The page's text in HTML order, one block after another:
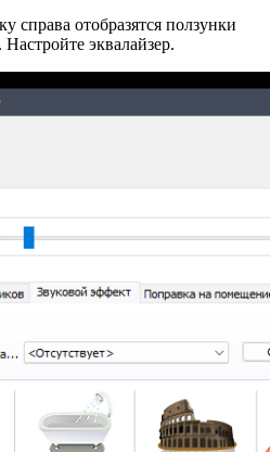
справа отобразятся ползунки
Настройте эквалайзер.